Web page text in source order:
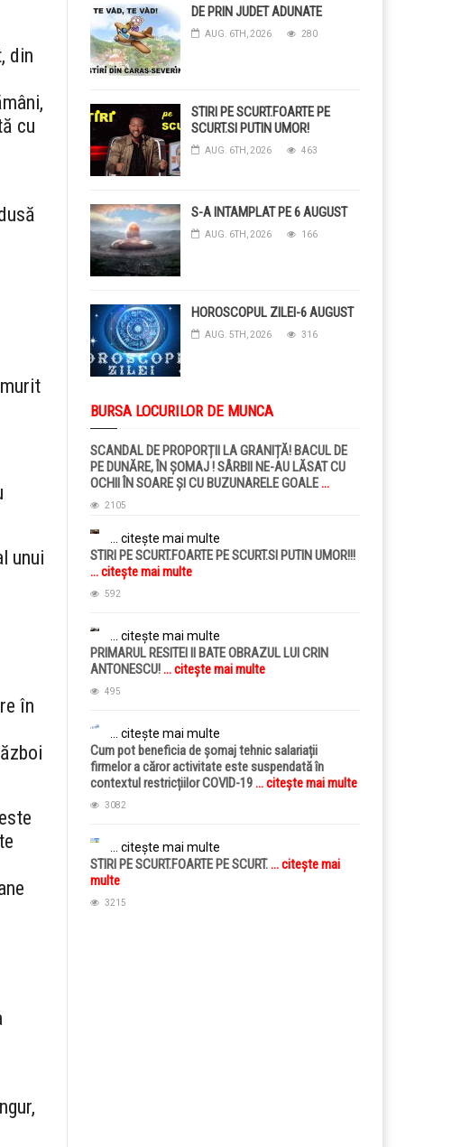
din
cu
unui
în
DE PRIN JUDET ADUNATE
AUG. 6TH, 2026 280
STIRI PE SCURT.FOARTE PE
SCURT.SI PUTIN UMOR!
AUG. 6TH, 2026 463
S-A INTAMPLAT PE 6 AUGUST
AUG. 6TH, 2026 166
HOROSCOPUL ZILEI-6 AUGUST
AUG. 5TH, 2026 316
BURSA LOCURILOR DE MUNCA
SCANDAL DE PROPORȚII LA GRANIȚĂ! BACUL DE
PE DUNĂRE, ÎN ȘOMAJ ! SÂRBII NE-AU LĂSAT CU
OCHII ÎN SOARE ȘI CU BUZUNARELE GOALE...
citește mai multe
2105
... citește mai multe
STIRI PE SCURT.FOARTE PE SCURT.SI PUTIN UMOR!!!
... citește mai multe
592
... citește mai multe
PRIMARUL RESITEI II BATE OBRAZUL LUI CRIN
ANTONESCU!... citește mai multe
495
... citește mai multe
Cum pot beneficia de șomaj tehnic salariații
firmelor a căror activitate este suspendată în
contextul restricțiilor COVID-19... citește mai multe
3082
... citește mai multe
STIRI PE SCURT.FOARTE PE SCURT.... citește mai
multe
3215